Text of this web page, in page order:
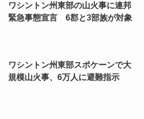
ワシントン州東部の山火事に連邦
緊急事態宣言 6郡と3部族が対象
ワシントン州東部スポケーンで大
規模山火事、6万人に避難指示